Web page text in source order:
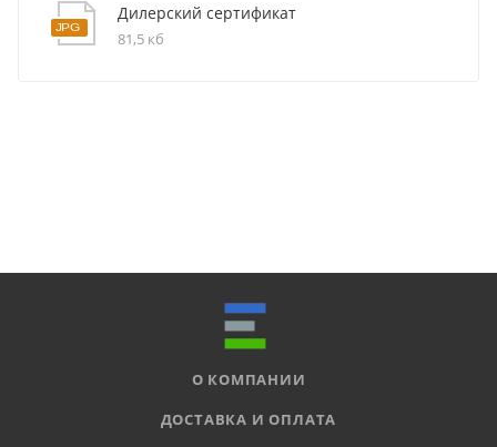
Дилерский сертификат
81,5 кб
О КОМПАНИИ
ДОСТАВКА И ОПЛАТА